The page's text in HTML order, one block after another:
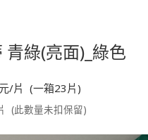
青綠(亮面)_綠色
/片 (一箱23片)
(此數量未扣保留)